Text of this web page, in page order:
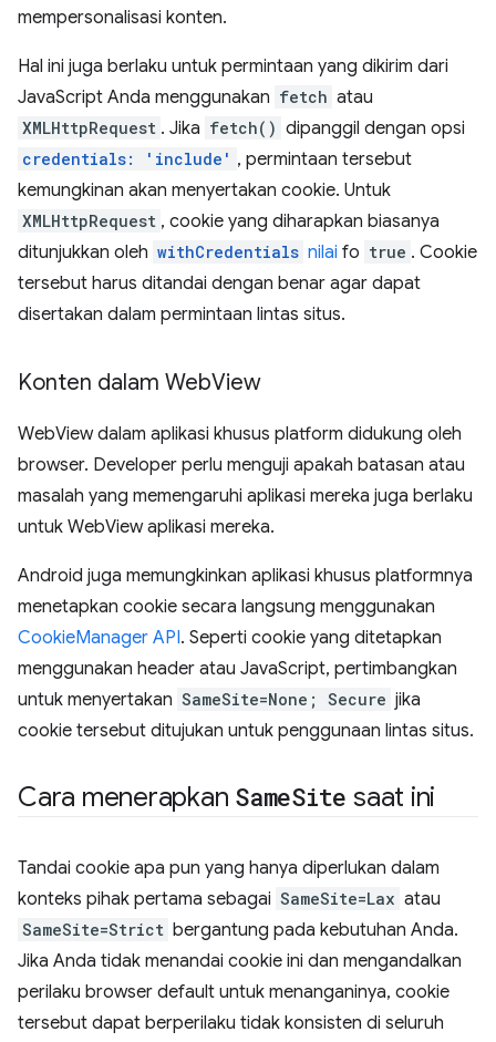
mempersonalisasi konten.
Hal ini juga berlaku untuk permintaan yang dikirim dari
JavaScript Anda menggunakan fetch atau
XMLHttpRequest . Jika fetch() dipanggil dengan opsi
credentials: 'include' , permintaan tersebut
kemungkinan akan menyertakan cookie. Untuk
XMLHttpRequest , cookie yang diharapkan biasanya
ditunjukkan oleh withCredentials nilai fo true . Cookie
tersebut harus ditandai dengan benar agar dapat
disertakan dalam permintaan lintas situs.
Konten dalam WebView
WebView dalam aplikasi khusus platform didukung oleh
browser. Developer perlu menguji apakah batasan atau
masalah yang memengaruhi aplikasi mereka juga berlaku
untuk WebView aplikasi mereka.
Android juga memungkinkan aplikasi khusus platformnya
menetapkan cookie secara langsung menggunakan
CookieManager API. Seperti cookie yang ditetapkan
menggunakan header atau JavaScript, pertimbangkan
untuk menyertakan SameSite=None; Secure jika
cookie tersebut ditujukan untuk penggunaan lintas situs.
Cara menerapkan SameSite saat ini
Tandai cookie apa pun yang hanya diperlukan dalam
konteks pihak pertama sebagai SameSite=Lax atau
SameSite=Strict bergantung pada kebutuhan Anda.
Jika Anda tidak menandai cookie ini dan mengandalkan
perilaku browser default untuk menanganinya, cookie
tersebut dapat berperilaku tidak konsisten di seluruh